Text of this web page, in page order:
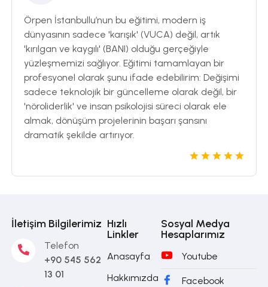
Örpen İstanbullu’nun bu eğitimi, modern iş
dünyasının sadece 'karışık' (VUCA) değil, artık
'kırılgan ve kaygılı' (BANI) olduğu gerçeğiyle
yüzleşmemizi sağlıyor. Eğitimi tamamlayan bir
profesyonel olarak şunu ifade edebilirim: Değişimi
sadece teknolojik bir güncelleme olarak değil, bir
'nöroliderlik' ve insan psikolojisi süreci olarak ele
almak, dönüşüm projelerinin başarı şansını
dramatik şekilde artırıyor.
İletişim Bilgilerimiz
Telefon
+90 545 562
13 01
Hızlı
Linkler
Anasayfa
Hakkımızda
Sosyal Medya
Hesaplarımız
Youtube
Facebook